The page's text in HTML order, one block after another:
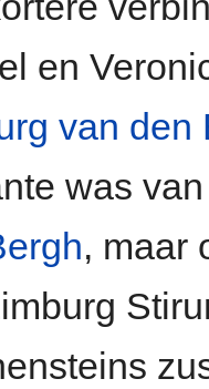
en
van den
was
, maar